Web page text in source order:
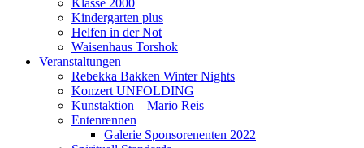
Klasse 2000
Kindergarten plus
Helfen in der Not
Waisenhaus Torshok
Veranstaltungen
Rebekka Bakken Winter Nights
Konzert UNFOLDING
Kunstaktion – Mario Reis
Entenrennen
Galerie Sponsorenenten 2022